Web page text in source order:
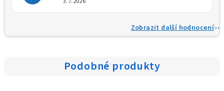
Zobrazit další hodnocení
Podobné produkty